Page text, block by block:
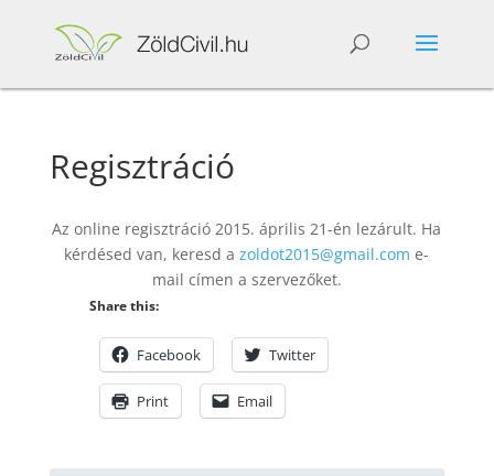
Regisztráció
Az online regisztráció 2015. április 21-én lezárult. Ha
kérdésed van, keresd azoldot2015@gmail.com e-
mail címen a szervezőket.
Share this:
Facebook Twitter
Print Email